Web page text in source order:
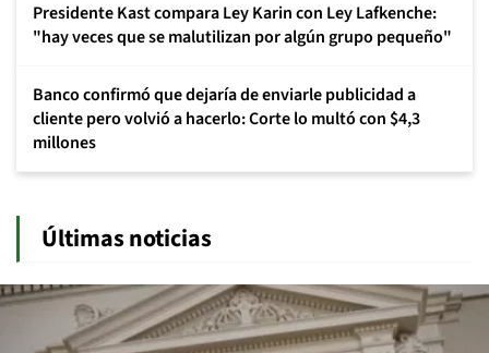
Presidente Kast compara Ley Karin con Ley Lafkenche:
"hay veces que se malutilizan por algún grupo pequeño"
Banco confirmó que dejaría de enviarle publicidad a
cliente pero volvió a hacerlo: Corte lo multó con $4,3
millones
Últimas noticias